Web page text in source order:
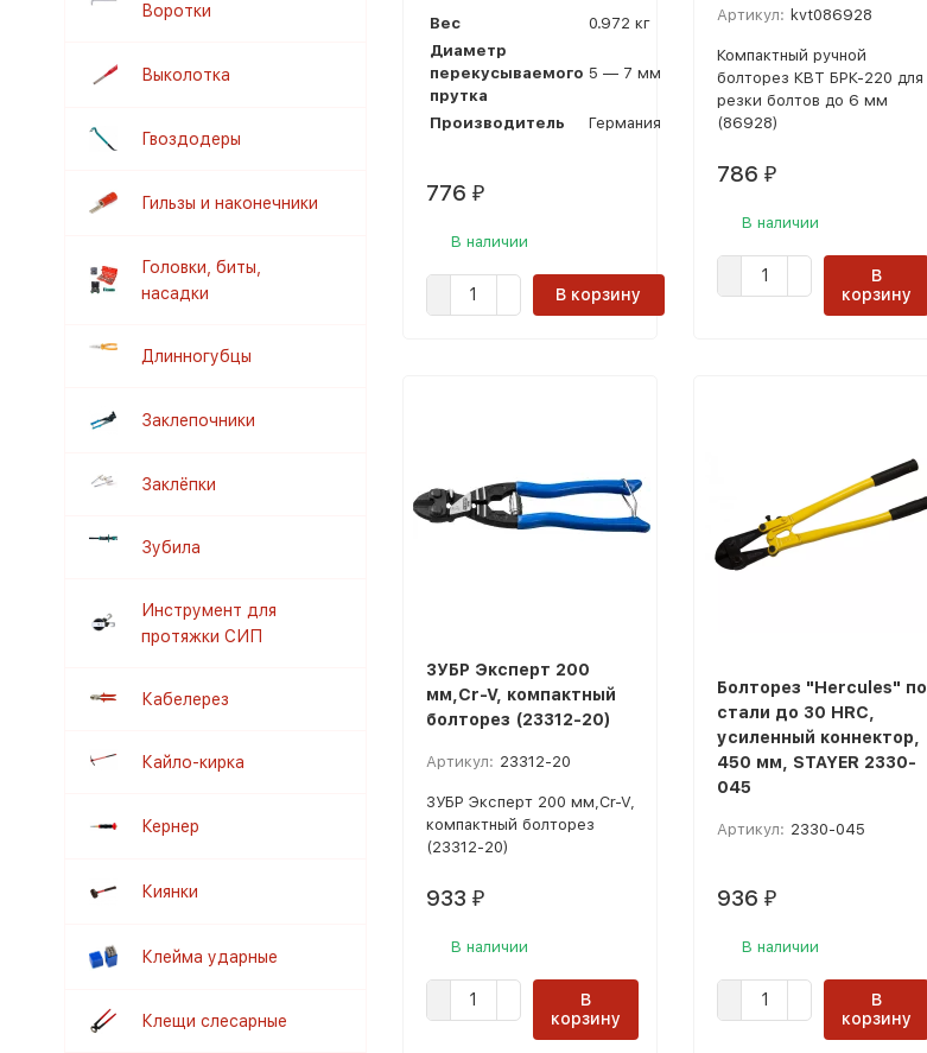
Вес
0.972 кг
Диаметр
перекусываемого
прутка
5 — 7 мм
Производитель Германия
776 ₽
В наличии
В корзину
Артикул: kvt086928
Компактный ручной
болторез КВТ БРК-220 для
резки болтов до 6 мм
(86928)
786 ₽
В наличии
В
корзину
ЗУБР Эксперт 200
мм,Cr-V, компактный
болторез (23312-20)
Артикул: 23312-20
ЗУБР Эксперт 200 мм,Cr-V,
компактный болторез
(23312-20)
933 ₽
В наличии
В
корзину
Болторез "Hercules" по
стали до 30 HRC,
усиленный коннектор,
450 мм, STAYER 2330-
045
Артикул: 2330-045
936 ₽
В наличии
В
корзину
Воротки
Выколотка
Гвоздодеры
Гильзы и наконечники
Головки, биты,
насадки
Длинногубцы
Заклепочники
Заклёпки
Зубила
Инструмент для
протяжки СИП
Кабелерез
Кайло-кирка
Кернер
Киянки
Клейма ударные
Клещи слесарные